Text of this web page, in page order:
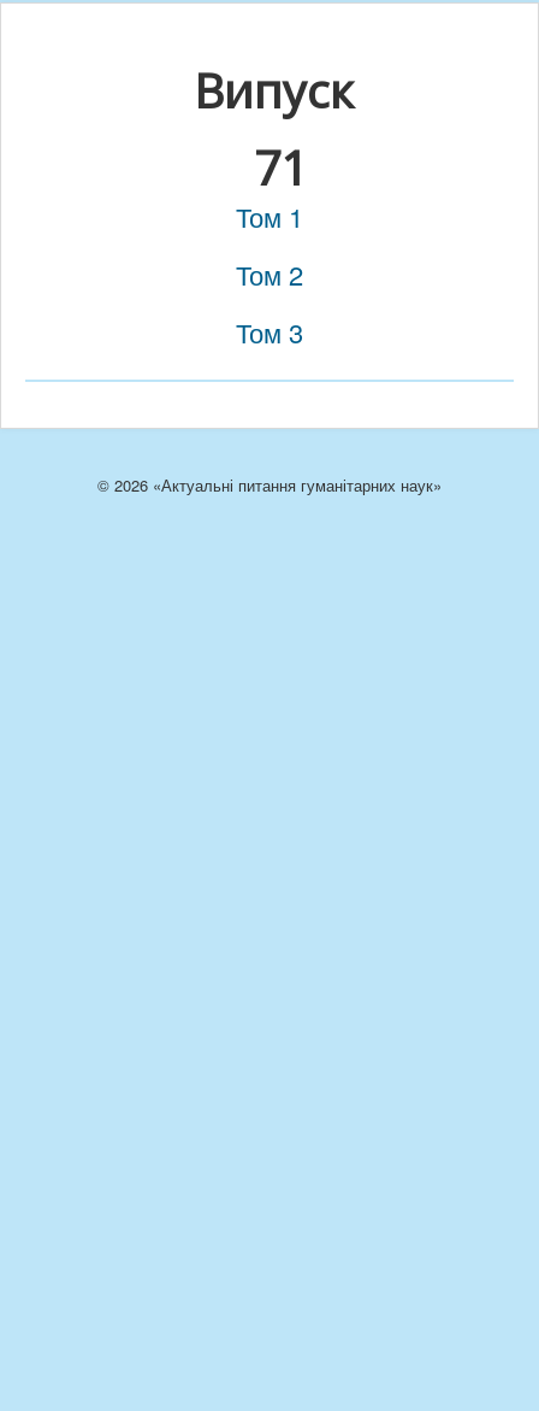
Випуск
71
Том 1
Том 2
Том 3
© 2026 «Актуальні питання гуманітарних наук»